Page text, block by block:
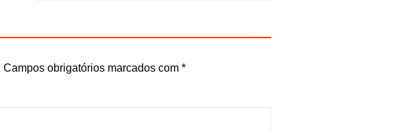
Campos obrigatórios marcados com *